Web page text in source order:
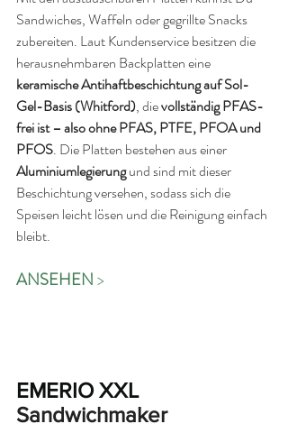
Sandwiches, Waffeln oder gegrillte Snacks
zubereiten. Laut Kundenservice besitzen die
herausnehmbaren Backplatten eine
keramische Antihaftbeschichtung auf Sol-
Gel-Basis (Whitford), die vollständig PFAS-
frei ist – also ohne PFAS, PTFE, PFOA und
PFOS. Die Platten bestehen aus einer
Aluminiumlegierung und sind mit dieser
Beschichtung versehen, sodass sich die
Speisen leicht lösen und die Reinigung einfach
bleibt.
ANSEHEN >
EMERIO XXL
Sandwichmaker